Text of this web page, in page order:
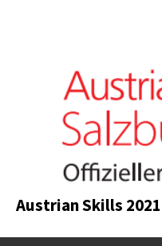
Austrian Skills